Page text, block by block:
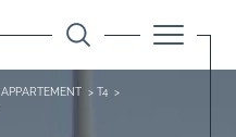
APPARTEMENT
T4